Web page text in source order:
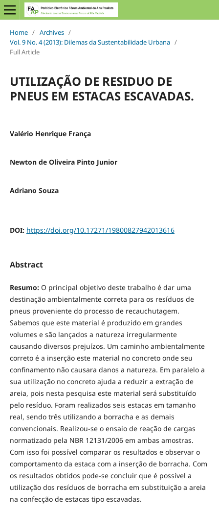
Home / Archives /
Vol. 9 No. 4 (2013): Dilemas da Sustentabilidade Urbana /
Full Article
UTILIZAÇÃO DE RESIDUO DE
PNEUS EM ESTACAS ESCAVADAS.
Valério Henrique França
Newton de Oliveira Pinto Junior
Adriano Souza
DOI: https://doi.org/10.17271/19800827942013616
Abstract
Resumo: O principal objetivo deste trabalho é dar uma
destinação ambientalmente correta para os resíduos de
pneus proveniente do processo de recauchutagem.
Sabemos que este material é produzido em grandes
volumes e são lançados a natureza irregularmente
causando diversos prejuízos. Um caminho ambientalmente
correto é a inserção este material no concreto onde seu
confinamento não causara danos a natureza. Em paralelo a
sua utilização no concreto ajuda a reduzir a extração de
areia, pois nesta pesquisa este material será substituído
pelo resíduo. Foram realizados seis estacas em tamanho
real, sendo três utilizando a borracha e as demais
convencionais. Realizou-se o ensaio de reação de cargas
normatizado pela NBR 12131/2006 em ambas amostras.
Com isso foi possível comparar os resultados e observar o
comportamento da estaca com a inserção de borracha. Com
os resultados obtidos pode-se concluir que é possível a
utilização dos resíduos de borracha em substituição a areia
na confecção de estacas tipo escavadas.